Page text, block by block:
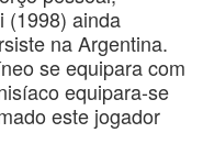
(1998) ainda
na Argentina.
se equipara com
equipara-se
este jogador